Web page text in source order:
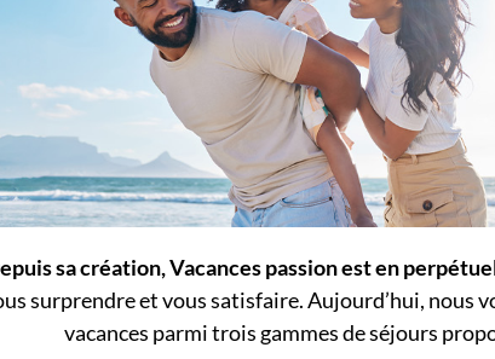
sa création, Vacances passion est en
surprendre et vous satisfaire. Aujourd’hui, nous
vacances parmi trois gammes de séjours